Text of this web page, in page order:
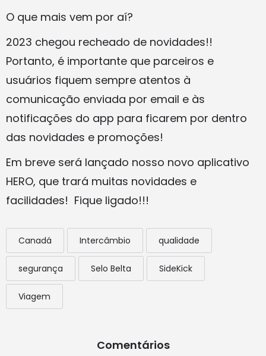
O que mais vem por aí?
2023 chegou recheado de novidades!!
Portanto, é importante que parceiros e
usuários fiquem sempre atentos à
comunicação enviada por email e às
notificações do app para ficarem por dentro
das novidades e promoções!
Em breve será lançado nosso novo aplicativo
HERO, que trará muitas novidades e
facilidades! Fique ligado!!!
Canadá Intercâmbio qualidade
segurança Selo Belta SideKick
Viagem
Comentários